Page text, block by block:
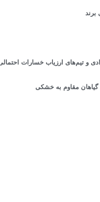
برند
و تیم‌های ارزیاب خسارات
مقاوم به خشكی